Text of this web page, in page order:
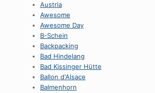
Austria
Awesome
Awesome Day
B-Schein
Backpacking
Bad Hindelang
Bad Kissinger Hütte
Ballon d'Alsace
Balmenhorn